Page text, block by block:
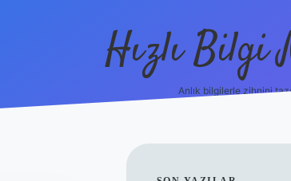
Hızlı Bilgi
Anlık bilgilerle zihnini